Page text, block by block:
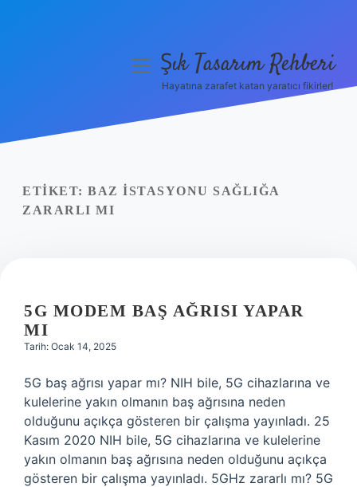
Yasal Uyarı
menüyüŞık Tasarım Rehberi
Hayatına zarafet katan yaratıcı fikirler!
ETIKET: BAZ ISTASYONU SAĞLIĞA
ZARARLI MI
5G MODEM BAŞ AĞRISI YAPAR
MI
Tarih: Ocak 14, 2025
5G baş ağrısı yapar mı? NIH bile, 5G cihazlarına ve
kulelerine yakın olmanın baş ağrısına neden
olduğunu açıkça gösteren bir çalışma yayınladı. 25
Kasım 2020 NIH bile, 5G cihazlarına ve kulelerine
yakın olmanın baş ağrısına neden olduğunu açıkça
gösteren bir çalışma yayınladı. 5GHz zararlı mı? 5G